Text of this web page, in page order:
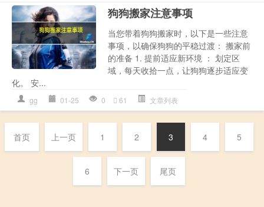
狗狗搬家注意事项
当您带着狗狗搬家时，以下是一些注意
事项，以确保狗狗的平稳过渡： 搬家前
的准备 1. 提前适应新环境 ： 划定区
域，每天收拾一点，让狗狗逐步适应变
化。 安...
gg 01-25 0 61 文章列表
首页 上一页 1 2 3 4 5
6 下一页 尾页